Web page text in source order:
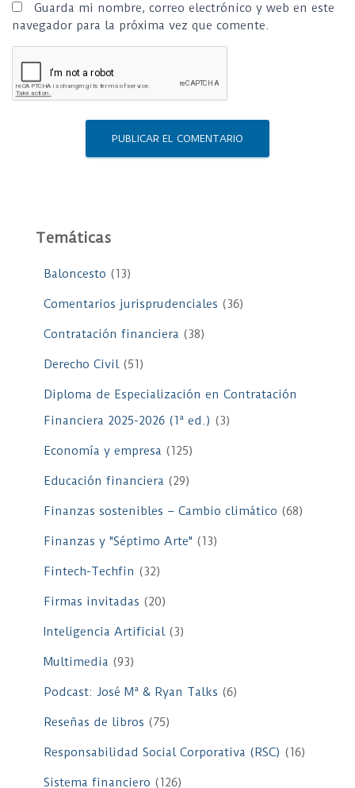
Guarda mi nombre, correo electrónico y web en este
navegador para la próxima vez que comente.
Temáticas
Baloncesto (13)
Comentarios jurisprudenciales (36)
Contratación financiera (38)
Derecho Civil(51)
Diploma de Especialización en Contratación
Financiera 2025-2026 (1ª ed.) (3)
Economía y empresa (125)
Educación financiera (29)
Finanzas sostenibles – Cambio climático (68)
Finanzas y "Séptimo Arte" (13)
Fintech-Techfin (32)
Firmas invitadas (20)
Inteligencia Artificial(3)
Multimedia (93)
Podcast: José Mª & Ryan Talks (6)
Reseñas de libros (75)
Responsabilidad Social Corporativa (RSC) (16)
Sistema financiero (126)